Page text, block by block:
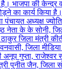
भाजपा की केन्द्र
का कार्य किया है।
पंचायत अध्यक्ष
के के सोनी,
ठाकुर जिला मंत्री
जिला मीडिया
अनूप गुप्ता, राजेश्वर
पुनीत जैन, जिला